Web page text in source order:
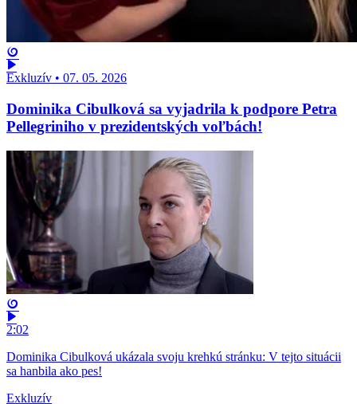
Exkluzív • 07. 05. 2026
Dominika Cibulková sa vyjadrila k podpore Petra
Pellegriniho v prezidentských voľbách!
2:02
Dominika Cibulková ukázala svoju krehkú stránku: V tejto situácii
sa hanbila ako pes!
Exkluzív